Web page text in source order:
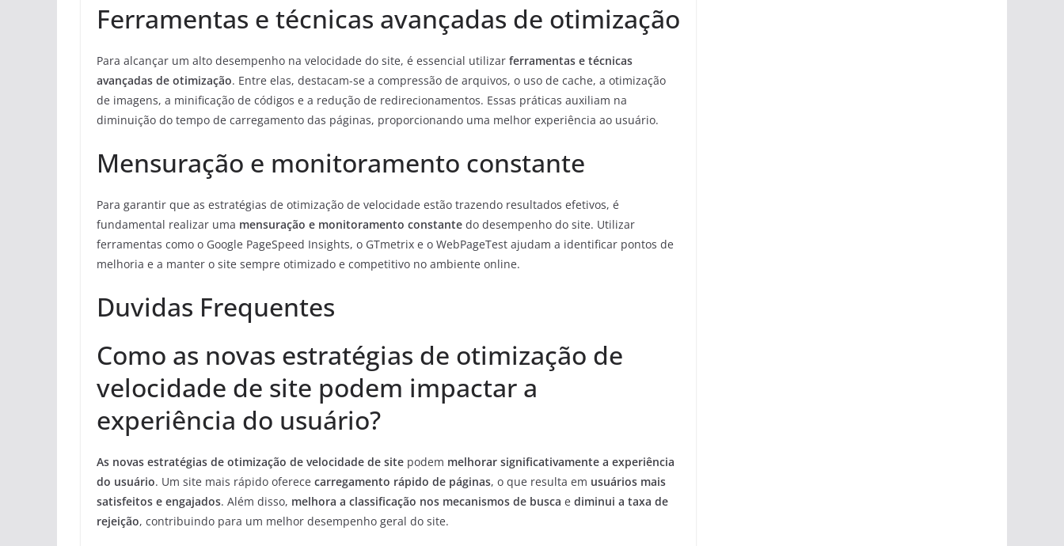
Ferramentas e técnicas avançadas de otimização
Para alcançar um alto desempenho na velocidade do site, é essencial utilizar ferramentas e técnicas
avançadas de otimização. Entre elas, destacam-se a compressão de arquivos, o uso de cache, a otimização
de imagens, a minificação de códigos e a redução de redirecionamentos. Essas práticas auxiliam na
diminuição do tempo de carregamento das páginas, proporcionando uma melhor experiência ao usuário.
Mensuração e monitoramento constante
Para garantir que as estratégias de otimização de velocidade estão trazendo resultados efetivos, é
fundamental realizar uma mensuração e monitoramento constante do desempenho do site. Utilizar
ferramentas como o Google PageSpeed Insights, o GTmetrix e o WebPageTest ajudam a identificar pontos de
melhoria e a manter o site sempre otimizado e competitivo no ambiente online.
Duvidas Frequentes
Como as novas estratégias de otimização de
velocidade de site podem impactar a
experiência do usuário?
As novas estratégias de otimização de velocidade de site podem melhorar significativamente a experiência
do usuário. Um site mais rápido oferece carregamento rápido de páginas, o que resulta em usuários mais
satisfeitos e engajados. Além disso, melhora a classificação nos mecanismos de busca e diminui a taxa de
rejeição, contribuindo para um melhor desempenho geral do site.